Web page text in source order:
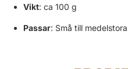
Vikt: ca 100 g
Passar: Små till